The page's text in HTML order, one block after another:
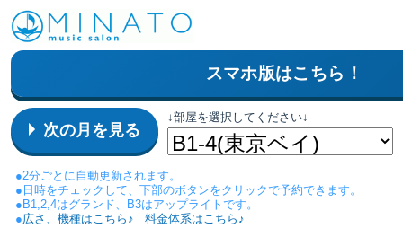
スマホ版はこちら！
次の月を見る
↓部屋を選択してください↓
●2分ごとに自動更新されます。
●日時をチェックして、下部のボタンをクリックで予約できます。
●B1,2,4はグランド、B3はアップライトです。
●広さ、機種はこちら♪ 料金体系はこちら♪